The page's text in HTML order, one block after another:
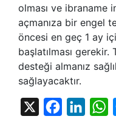
olması ve ibraname
açmanıza bir engel
öncesi en geç 1 ay
başlatılması
desteği almanız
sağlayacaktır.
Facebook